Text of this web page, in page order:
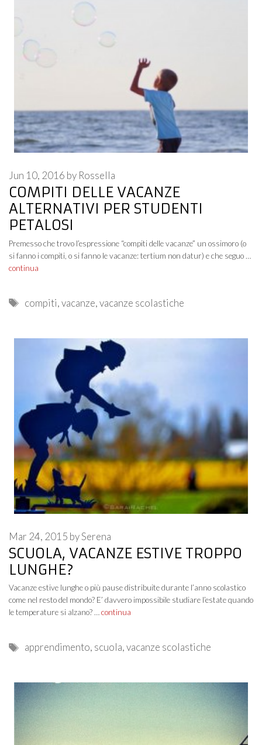
COMPITI DELLE VACANZE
ALTERNATIVI PER STUDENTI
PETALOSI
Jun 10, 2016 by Rossella
Premesso che trovo l’espressione “compiti delle vacanze” un ossimoro (o
si fanno i compiti, o si fanno le vacanze: tertium non datur) e che seguo …
continua
Tags
compiti,vacanze,vacanze scolastiche
SCUOLA, VACANZE ESTIVE TROPPO
LUNGHE?
Mar 24, 2015 bySerena
Vacanze estive lunghe o più pause distribuite durante l’anno scolastico
come nel resto del mondo? E’ davvero impossibile studiare l’estate quando
le temperature si alzano? …continua
Tags
apprendimento, scuola,vacanze scolastiche